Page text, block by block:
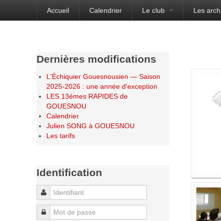
Bienvenue sur le site de l'Échiquier
Accueil Calendrier Le club Les
Dernières modifications
L'Échiquier Gouesnousien — Saison
2025-2026 : une année d'exception
LES 13émes RAPIDES de
GOUESNOU
Calendrier
Julien SONG à GOUESNOU
Les tarifs
Identification
Identifiant
Mot de passe